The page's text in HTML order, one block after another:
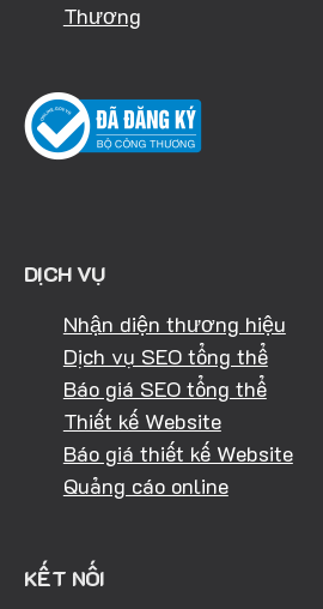
Thương
DỊCH VỤ
Nhận diện thương hiệu
Dịch vụ SEO tổng thể
Báo giá SEO tổng thể
Thiết kế Website
Báo giá thiết kế Website
Quảng cáo online
KẾT NỐI